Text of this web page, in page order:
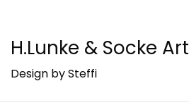
H.Lunke & Socke Art
Design by Steffi